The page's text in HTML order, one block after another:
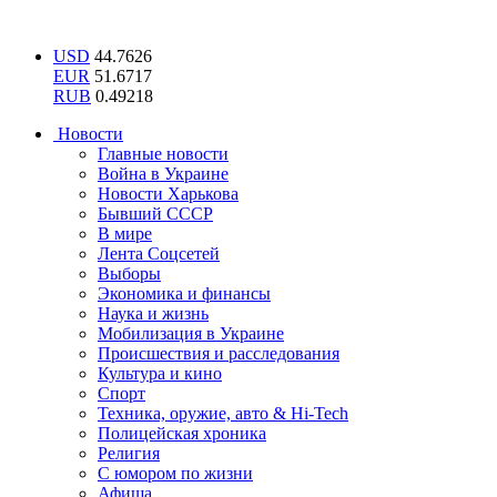
USD 44.7626
EUR 51.6717
RUB 0.49218
Новости
Главные новости
Война в Украине
Новости Харькова
Бывший СССР
В мире
Лента Соцсетей
Выборы
Экономика и финансы
Наука и жизнь
Мобилизация в Украине
Происшествия и расследования
Культура и кино
Спорт
Техника, оружие, авто & Hi-Tech
Полицейская хроника
Религия
С юмором по жизни
Афиша